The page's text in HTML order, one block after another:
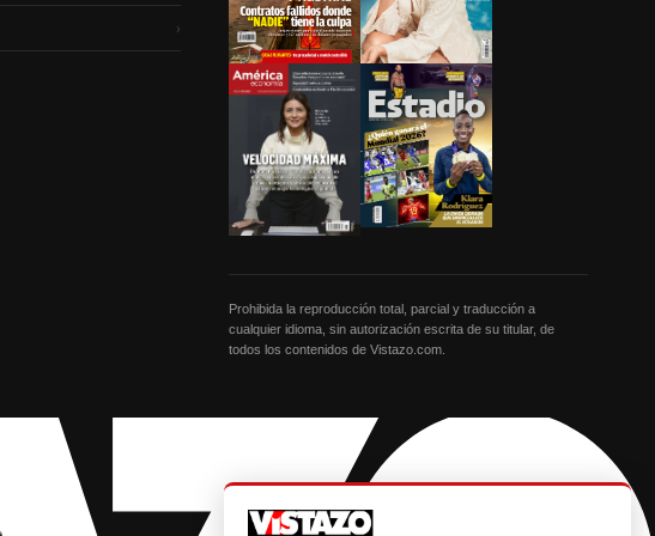
›
Prohibida la reproducción total, parcial y traducción a
cualquier idioma, sin autorización escrita de su titular, de
todos los contenidos de Vistazo.com.